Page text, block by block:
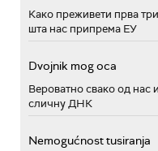
Како преживети прва
шта нас припрема ЕУ
Dvojnik mog oca
Вероватно свако од нас
сличну ДНК
Nemogućnost tusiranja